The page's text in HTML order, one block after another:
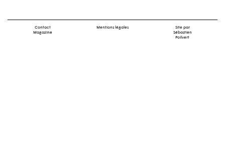
Contact
Magazine
Mentions légales
Site par
Sébastien
Poilvert